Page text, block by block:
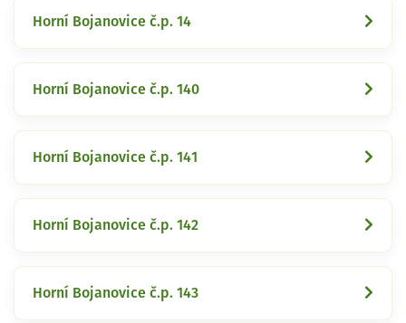
Horní Bojanovice č.p. 14
Horní Bojanovice č.p. 140
Horní Bojanovice č.p. 141
Horní Bojanovice č.p. 142
Horní Bojanovice č.p. 143